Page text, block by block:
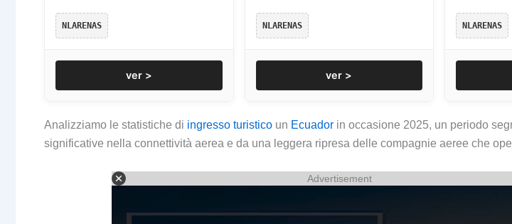
NLARENAS
ver >
NLARENAS
ver >
NLARENAS
Analizziamo le statistiche di ingresso turistico un Ecuador in occasione 2025, un periodo
significative nella connettività aerea e da una leggera ripresa delle compagnie aeree che
Advertisement